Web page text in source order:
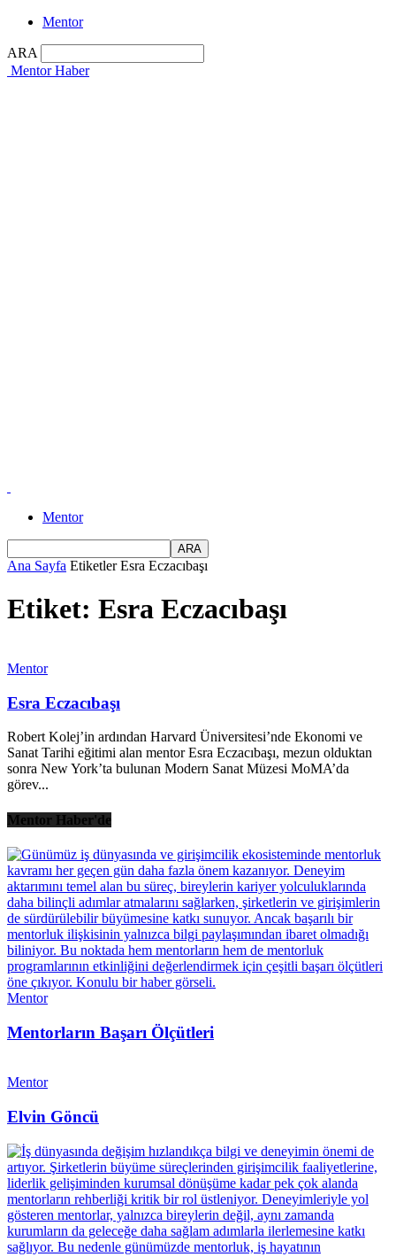
Mentor
ARA
Mentor Haber
Mentor
Ana Sayfa Etiketler Esra Eczacıbaşı
Etiket: Esra Eczacıbaşı
Mentor
Esra Eczacıbaşı
Robert Kolej’in ardından Harvard Üniversitesi’nde Ekonomi ve
Sanat Tarihi eğitimi alan mentor Esra Eczacıbaşı, mezun olduktan
sonra New York’ta bulunan Modern Sanat Müzesi MoMA’da
görev...
Mentor Haber'de
Mentor
Mentorların Başarı Ölçütleri
Mentor
Elvin Göncü